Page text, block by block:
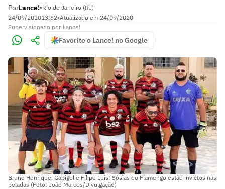
PorLance!•Rio de Janeiro (RJ)
24/09/202013:32•Atualizado em 24/09/2020
Supervisionado por Lance!
Favorite o Lance! no Google
Bruno Henrique, Gabigol e Filipe Luís: Sósias do Flamengo estão invictos nas
peladas (Foto: João Marcos/Divulgação)